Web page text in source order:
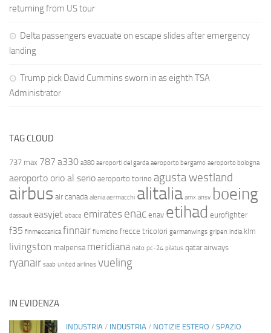
returning from US tour
Delta passengers evacuate on escape slides after emergency
landing
Trump pick David Cummins sworn in as eighth TSA
Administrator
TAG CLOUD
737 max 787 a330 a380 aeroporti del garda aeroporto bergamo aeroporto bologna
aeroporto orio al serio aeroporto torino agusta westland
airbus air canada alenia aermacchi alitalia amx ansv boeing
dassault easyjet ebace emirates enac enav etihad eurofighter
f35 finmeccanica finnair fiumicino frecce tricolori germanwings gripen india klm
livingston malpensa meridiana nato pc-24 pilatus qatar airways
ryanair saab united airlines vueling
IN EVIDENZA
INDUSTRIA / INDUSTRIA / NOTIZIE ESTERO / SPAZIO